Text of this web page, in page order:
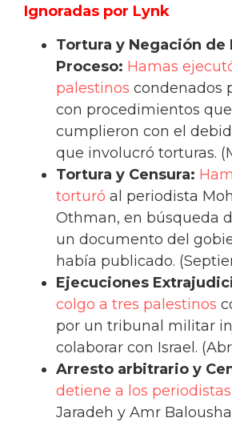
Ignoradas por Lynk
Tortura y Negación de
Proceso: Hamas
palestinos condenados
con procedimientos
cumplieron con el
que involucró torturas.
Tortura y Censura:
torturó al periodista
Othman, en búsqueda
un documento del
había publicado.
Ejecuciones
colgo a tres palestinos
por un tribunal militar
colaborar con Israel.
Arresto arbitrario y
detiene a los periodistas
Jaradeh y Amr